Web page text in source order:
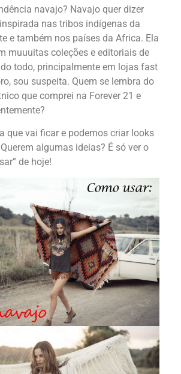
navajo? Navajo quer dizer
nas tribos indígenas da
e também nos países da Africa. Ela
muuuitas coleções e editoriais de
todo, principalmente em lojas fast
sou suspeita. Quem se lembra do
que comprei na Forever 21 e
que vai ficar e podemos criar looks
algumas ideias? É só ver o
de hoje!